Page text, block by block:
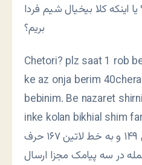
اینکه کلا بیخیال شیم فردا
بریم؟
Chetori? plz saat 1 rob
ke az onja berim
bebinim. Be nazaret
inke kolan bikhial shim
این جمله به خط فارسی ۱۴۹ و به خط لاتین ۱۶۷ حرف
در سه پیامک مجزا ارسال